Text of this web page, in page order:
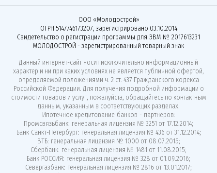
ООО «Молодострой»
ОГРН 5147746173207, зарегистрировано 03.10.2014
Свидетельство о регистрации программы для ЭВМ № 2017613231
МОЛОДОСТРОЙ - зарегистрированный товарный знак
Данный интернет-сайт носит исключительно информационный
характер и ни при каких условиях не является публичной офертой,
определяемой положениями ч. 2 ст. 437 Гражданского кодекса
Российской Федерации. Для получения подробной информации о
стоимости товаров и услуг, пожалуйста, обращайтесь по контактным
данным, указанным в соответствующих разделах.
Ипотечное кредитование банков - партнёров:
Промсвязьбанк: генеральная лицензия № 3251 от 17.12.2014;
Банк Санкт-Петербург: генеральная лицензия № 436 от 31.12.2014;
ВТБ: генеральная лицензия № 1000 от 08.07.2015;
Сбербанк: генеральная лицензия № 1481 от 11.08.2015;
Банк РОССИЯ: генеральная лицензия № 328 от 01.09.2016;
Севергазбанк: генеральная лицензия № 2816 от 13.01.2017;